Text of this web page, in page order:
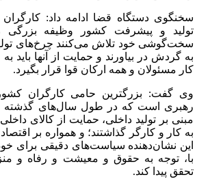
سخنگوی دستگاه قضا ادامه داد: کارگران
تولید و پیشرفت کشور وظیفه بزرگی
سخت‌گوشی خود تلاش می‌کنند چرخ‌های
به گردش در بیاورند و حمایت از آنها باید
کار مسئولان و همه ارکان قوا قرار بگیرد.
وی گفت: بزرگترین حامی کارگران
رهبری است که در طول سال‌های گذشته
مبنی بر تولید داخلی، حمایت از کالای
به کار و کارگر گذاشتند؛ و همواره بر
این نشان‌دهنده سیاست‌های دقیقی برای
با، توجه به حقوق و معیشت و رفاه و
تحقق پیدا کند.